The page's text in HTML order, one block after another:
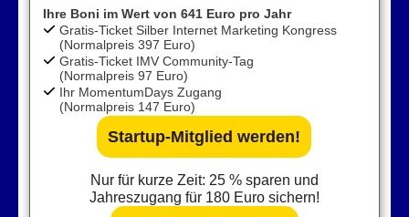
Ihre Boni im Wert von 641 Euro pro Jahr
Gratis-Ticket Silber Internet Marketing Kongress
(Normalpreis 397 Euro)
Gratis-Ticket IMV Community-Tag
(Normalpreis 97 Euro)
Ihr MomentumDays Zugang
(Normalpreis 147 Euro)
Startup-Mitglied werden!
Nur für kurze Zeit: 25 % sparen und
Jahreszugang für 180 Euro sichern!